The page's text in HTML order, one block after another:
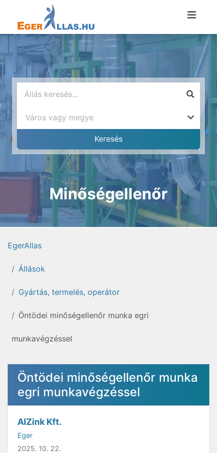
Minőségellenőr
EgerAllas
Állások
Gyártás, termelés, operátor
Öntödei minőségellenőr munka egri
munkavégzéssel
Öntödei minőségellenőr munka
egri munkavégzéssel
AlZink Kft.
Eger
2025. 10. 22.